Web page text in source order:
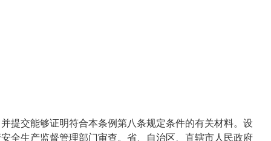
交能够证明符合本条例第八条规定条件的有关材料。设
全生产监督管理部门审查。省、自治区、直辖市人民政府